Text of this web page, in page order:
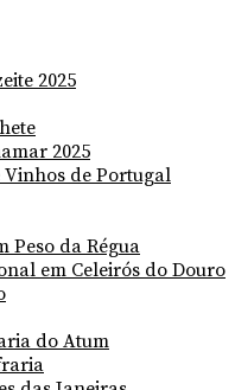
2025
2025
de Portugal
Peso da Régua
em Celeirós do Douro
do Atum